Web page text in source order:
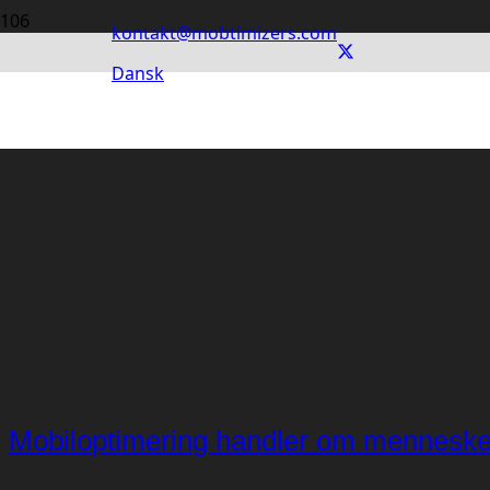
kontakt@mobtimizers.com
Dansk
Mobiloptimering handler om